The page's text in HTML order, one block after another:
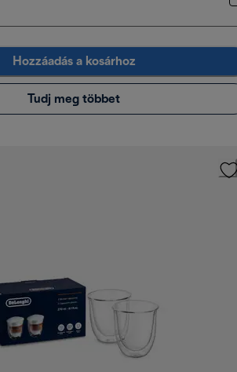
Hozzáadás a kosárhoz
Tudj meg többet